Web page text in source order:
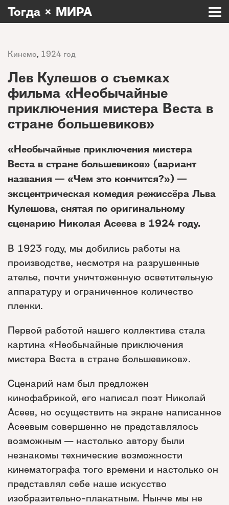
Тогда × МИРА
Кинемо, 1924 год
Лев Кулешов о съемках
фильма «Необычайные
приключения мистера Веста в
стране большевиков»
«Необычайные приключения мистера
Веста в стране большевиков» (вариант
названия — «Чем это кончится?») —
эксцентрическая комедия режиссёра Льва
Кулешова, снятая по оригинальному
сценарию Николая Асеева в 1924 году.
В 1923 году, мы добились работы на
производстве, несмотря на разрушенные
ателье, почти уничтоженную осветительную
аппаратуру и ограниченное количество
пленки.
Первой работой нашего коллектива стала
картина «Необычайные приключения
мистера Веста в стране большевиков».
Сценарий нам был предложен
кинофабрикой, его написал поэт Николай
Асеев, но осуществить на экране написанное
Асеевым совершенно не представлялось
возможным — настолько автору были
незнакомы технические возможности
кинематографа того времени и настолько он
представлял себе наше искусство
изобразительно-плакатным. Нынче мы не